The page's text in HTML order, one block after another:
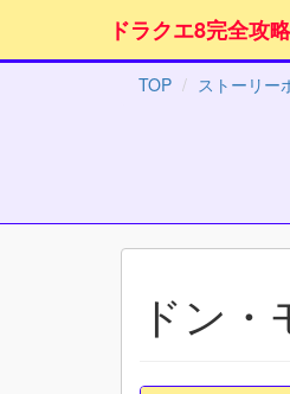
ドラクエ8完全攻
TOP ストーリー
ドン・